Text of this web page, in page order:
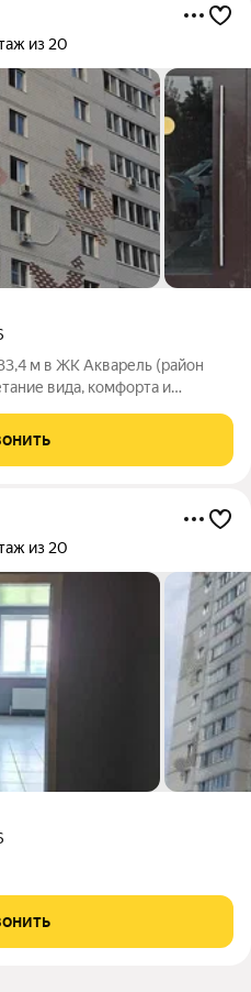
из 20
м в ЖК Акварель (район
открывается
из 20